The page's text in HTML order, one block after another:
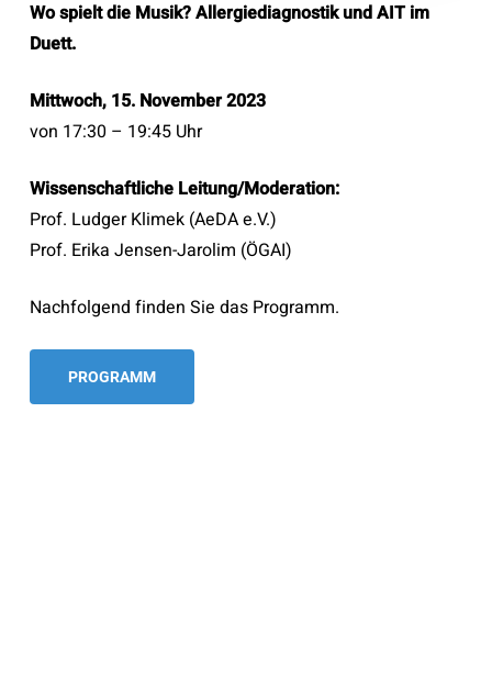
Wo spielt die Musik? Allergiediagnostik und AIT im
Duett.
Mittwoch, 15. November 2023
von 17:30 – 19:45 Uhr
Wissenschaftliche Leitung/Moderation:
Prof. Ludger Klimek (AeDA e.V.)
Prof. Erika Jensen-Jarolim (ÖGAI)
Nachfolgend finden Sie das Programm.
PROGRAMM